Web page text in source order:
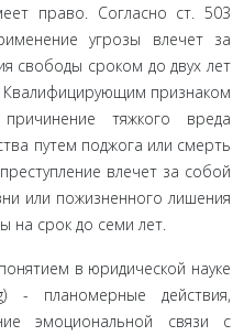
право. Согласно ст. 503
угрозы влечет за
свободы сроком до двух лет
Квалифицирующим признаком
тяжкого вреда
путем поджога или смерть
влечет за собой
или пожизненного лишения
на срок до семи лет.
в юридиче­ской науке
- планомерные действия,
эмоциональной связи с